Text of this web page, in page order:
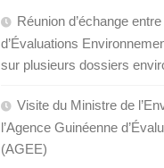
Réunion d’échange
d’Évaluations
sur plusieurs dossiers
Visite du Ministre de
l’Agence Guinéenne
(AGEE)